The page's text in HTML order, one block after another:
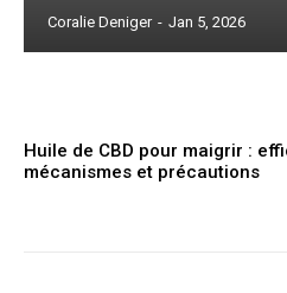
Coralie Deniger - Jan 5, 2026
Huile de CBD pour maigrir :
mécanismes et précautions